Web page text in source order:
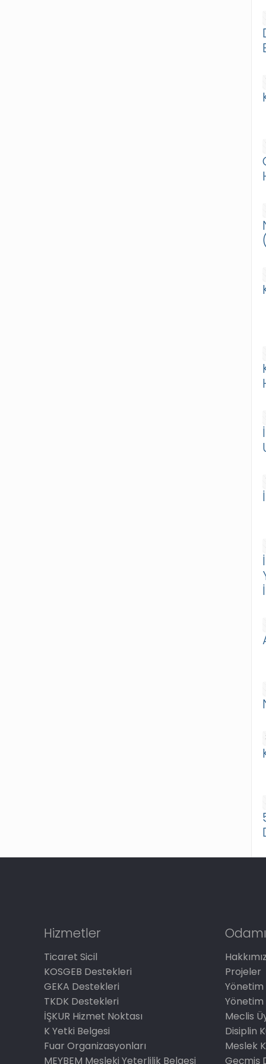
Hizmetler
Ticaret Sicil
KOSGEB Destekleri
GEKA Destekleri
TKDK Destekleri
İŞKUR Hizmet Noktası
K Yetki Belgesi
Fuar Organizasyonları
MEYBEM Mesleki Yeterlilik Belgesi
Projeler
Yönetim
Yönetim
Meclis
Disiplin
Meslek
Geçmiş